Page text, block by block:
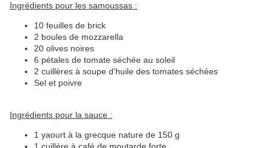
Ingrédients pour les samoussas :
10 feuilles de brick
2 boules de mozzarella
20 olives noires
6 pétales de tomate séchée au soleil
2 cuillères à soupe d'huile des tomates séchées
Sel et poivre
Ingrédients pour la sauce :
1 yaourt à la grecque nature de 150 g